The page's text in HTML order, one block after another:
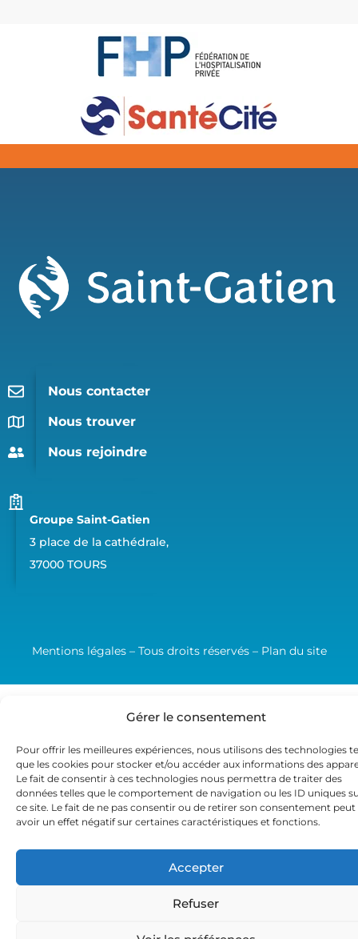
Gérer le consentement
Pour offrir les meilleures expériences, nous utilisons des technologies
que les cookies pour stocker et/ou accéder aux informations des
Le fait de consentir à ces technologies nous permettra de traiter des
données telles que le comportement de navigation ou les ID uniques
ce site. Le fait de ne pas consentir ou de retirer son consentement peut
avoir un effet négatif sur certaines caractéristiques et fonctions.
Accepter
Refuser
Nous contacter
Nous trouver
Nous rejoindre
Groupe Saint-Gatien
3 place de la cathédrale,
37000 TOURS
Mentions légales – Tous droits réservés – Plan du site